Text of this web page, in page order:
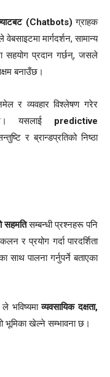
(Chatbots) ग्राहक
मार्गदर्शन, सामान्य
सहयोग प्रदान गर्छन्, जसले
बनाउँछ।
र व्यवहार विश्लेषण गरेर
यसलाई predictive
र ब्रान्डप्रतिको निष्ठा
सहमतिसम्बन्धी प्रश्नहरू पनि
र प्रयोग गर्दा पारदर्शिता
साथ पालना गर्नुपर्ने बताएका
भविष्यमाव्यवसायिक दक्षता,
भूमिका खेल्ने सम्भावना छ।